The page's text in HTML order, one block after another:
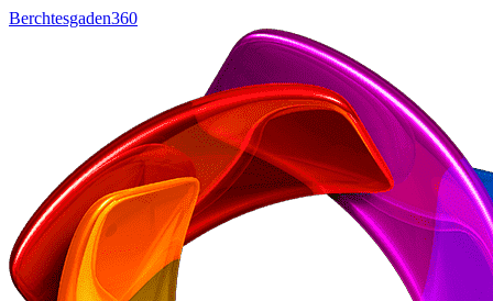
Berchtesgaden360